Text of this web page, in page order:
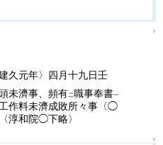
↑
久元年〉四月十九日壬
未濟事、頻有二職事奉書一
作料未濟成敗所々事〈◯
和院◯下略〉
↑